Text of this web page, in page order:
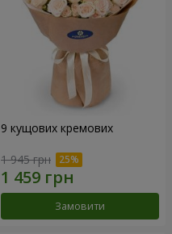
9 кущових кремових
1 945 грн
Замовити